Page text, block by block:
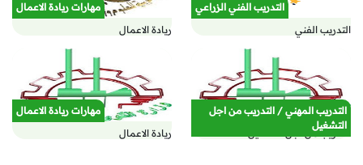
التدريب الفني الزراعي
التدريب الفني
مهارات ريادة الاعمال
ريادة الاعمال
التدريب المهني / التدريب من اجل
التشغيل
التدريب من اجل التشغيل
مهارات ريادة الاعمال
ريادة الاعمال